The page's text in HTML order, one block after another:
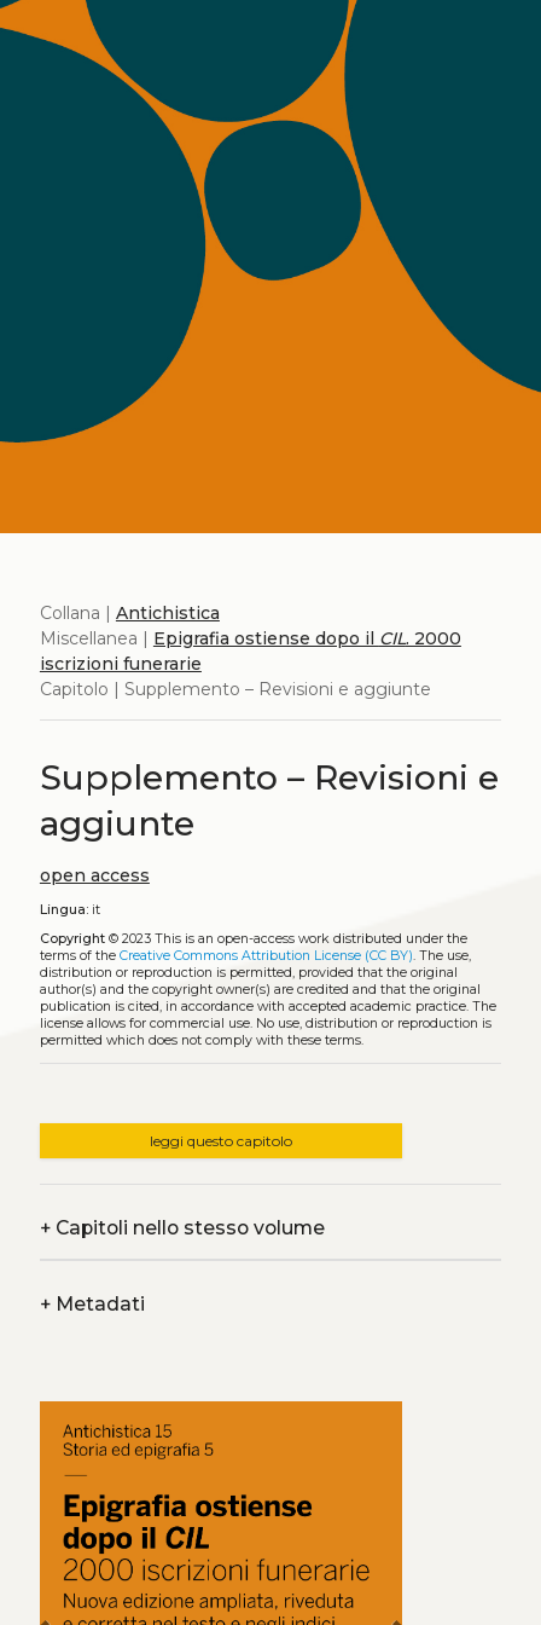
Collana | Antichistica
Miscellanea | Epigrafia ostiense dopo il CIL. 2000
iscrizioni funerarie
Capitolo | Supplemento – Revisioni e aggiunte
Supplemento – Revisioni e
aggiunte
open access
Lingua:it
Copyright© 2023 This is an open-access work distributed under the
terms of the Creative Commons Attribution License (CC BY). The use,
distribution or reproduction is permitted, provided that the original
author(s) and the copyright owner(s) are credited and that the original
publication is cited, in accordance with accepted academic practice. The
license allows for commercial use. No use, distribution or reproduction is
permitted which does not comply with these terms.
leggi questo capitolo
+Capitoli nello stesso volume
+Metadati